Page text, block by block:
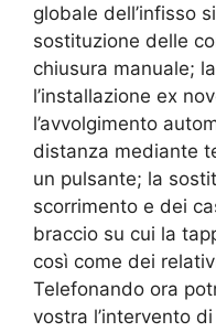
globale dell’infisso
sostituzione delle
chiusura manuale;
l’installazione ex
l’avvolgimento
distanza mediante
un pulsante; la
scorrimento e dei
braccio su cui la
così come dei
Telefonando ora
vostra l’intervento